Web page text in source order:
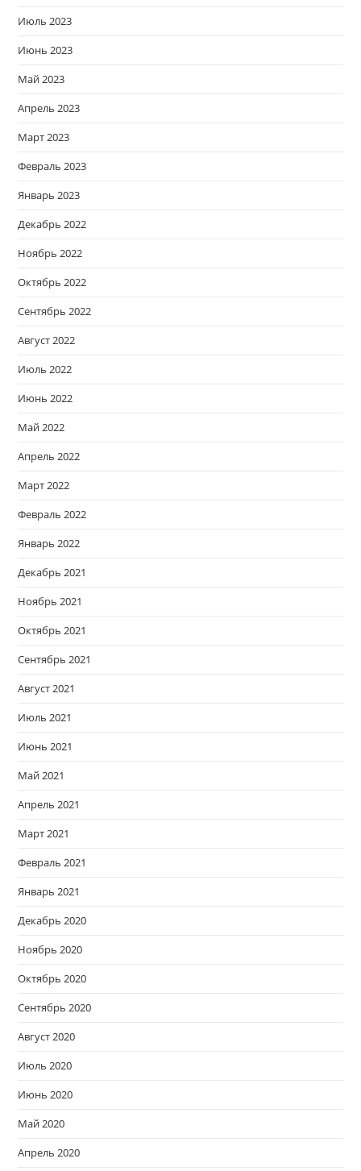
Июль 2023
Июнь 2023
Май 2023
Апрель 2023
Март 2023
Февраль 2023
Январь 2023
Декабрь 2022
Ноябрь 2022
Октябрь 2022
Сентябрь 2022
Август 2022
Июль 2022
Июнь 2022
Май 2022
Апрель 2022
Март 2022
Февраль 2022
Январь 2022
Декабрь 2021
Ноябрь 2021
Октябрь 2021
Сентябрь 2021
Август 2021
Июль 2021
Июнь 2021
Май 2021
Апрель 2021
Март 2021
Февраль 2021
Январь 2021
Декабрь 2020
Ноябрь 2020
Октябрь 2020
Сентябрь 2020
Август 2020
Июль 2020
Июнь 2020
Май 2020
Апрель 2020